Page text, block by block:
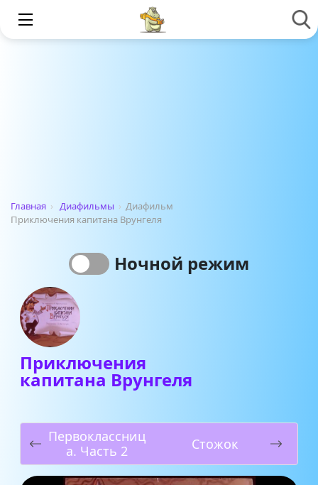
Главная › Диафильмы › Диафильм
Приключения капитана Врунгеля
Ночной режим
Приключения
капитана Врунгеля
Первоклассниц
а. Часть 2
Стожок